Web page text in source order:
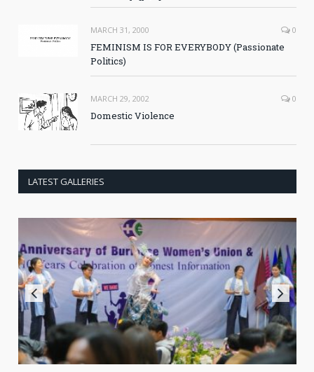
MARCH 31, 2000 0
FEMINISM IS FOR EVERYBODY (Passionate
Politics)
MARCH 29, 2002 0
Domestic Violence
LATEST GALLERIES